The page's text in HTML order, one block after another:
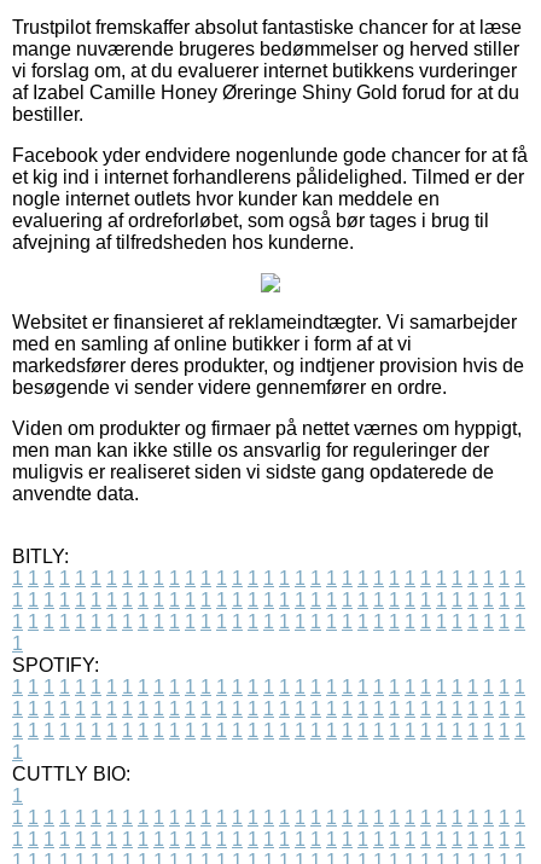
Trustpilot fremskaffer absolut fantastiske chancer for at læse
mange nuværende brugeres bedømmelser og herved stiller
vi forslag om, at du evaluerer internet butikkens vurderinger
af Izabel Camille Honey Øreringe Shiny Gold forud for at du
bestiller.
Facebook yder endvidere nogenlunde gode chancer for at få
et kig ind i internet forhandlerens pålidelighed. Tilmed er der
nogle internet outlets hvor kunder kan meddele en
evaluering af ordreforløbet, som også bør tages i brug til
afvejning af tilfredsheden hos kunderne.
Websitet er finansieret af reklameindtægter. Vi samarbejder
med en samling af online butikker i form af at vi
markedsfører deres produkter, og indtjener provision hvis de
besøgende vi sender videre gennemfører en ordre.
Viden om produkter og firmaer på nettet værnes om hyppigt,
men man kan ikke stille os ansvarlig for reguleringer der
muligvis er realiseret siden vi sidste gang opdaterede de
anvendte data.
BITLY:
1 1 1 1 1 1 1 1 1 1 1 1 1 1 1 1 1 1 1 1 1 1 1 1 1 1 1 1 1 1 1 1 1
1 1 1 1 1 1 1 1 1 1 1 1 1 1 1 1 1 1 1 1 1 1 1 1 1 1 1 1 1 1 1 1 1
1 1 1 1 1 1 1 1 1 1 1 1 1 1 1 1 1 1 1 1 1 1 1 1 1 1 1 1 1 1 1 1 1
1
SPOTIFY:
1 1 1 1 1 1 1 1 1 1 1 1 1 1 1 1 1 1 1 1 1 1 1 1 1 1 1 1 1 1 1 1 1
1 1 1 1 1 1 1 1 1 1 1 1 1 1 1 1 1 1 1 1 1 1 1 1 1 1 1 1 1 1 1 1 1
1 1 1 1 1 1 1 1 1 1 1 1 1 1 1 1 1 1 1 1 1 1 1 1 1 1 1 1 1 1 1 1 1
1
CUTTLY BIO:
1
1 1 1 1 1 1 1 1 1 1 1 1 1 1 1 1 1 1 1 1 1 1 1 1 1 1 1 1 1 1 1 1 1
1 1 1 1 1 1 1 1 1 1 1 1 1 1 1 1 1 1 1 1 1 1 1 1 1 1 1 1 1 1 1 1 1